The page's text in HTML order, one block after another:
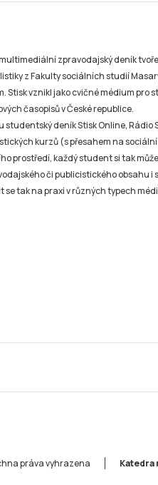
zpravodajský deník
z Fakulty sociálních studií
Stisk vznikl jako cvičné médium pro
časopisů v České republice.
deník Stisk Online, Rádio
kurzů (s přesahem na
prostředí, každý student si tak
či publicistického obsahu i
tak na praxi v různých typech
práva vyhrazena Katedra